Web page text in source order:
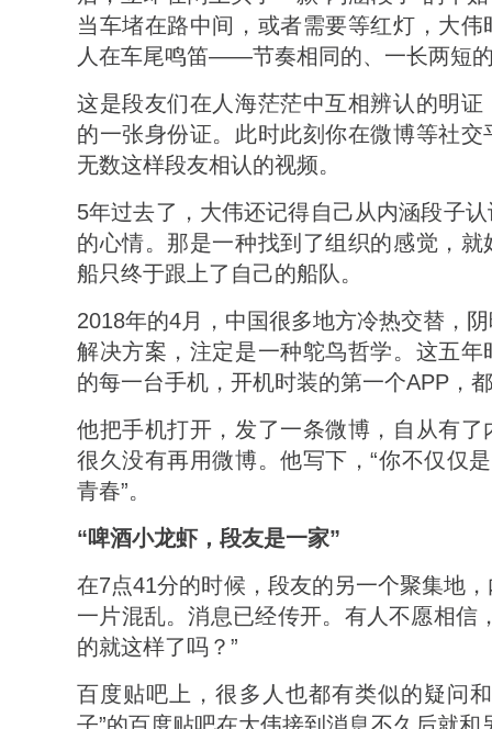
当车堵在路中间，或者需要等红灯，大
人在车尾鸣笛——节奏相同的、一长两短的
这是段友们在人海茫茫中互相辨认的明
的一张身份证。此时此刻你在微博等社
无数这样段友相认的视频。
5年过去了，大伟还记得自己从内涵段子
的心情。那是一种找到了组织的感觉，
船只终于跟上了自己的船队。
2018年的4月，中国很多地方冷热交替，
解决方案，注定是一种鸵鸟哲学。这五
的每一台手机，开机时装的第一个APP，
他把手机打开，发了一条微博，自从有
很久没有再用微博。他写下，“你不仅仅
青春”。
“啤酒小龙虾，段友是一家”
在7点41分的时候，段友的另一个聚集地
一片混乱。消息已经传开。有人不愿相信
的就这样了吗？”
百度贴吧上，很多人也都有类似的疑问
子”的百度贴吧在大伟接到消息不久后就和